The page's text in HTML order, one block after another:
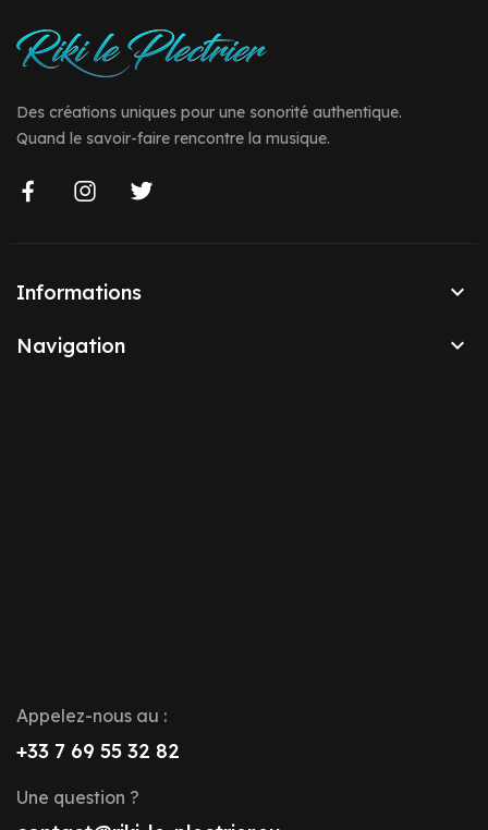
Des créations uniques pour une sonorité authentique.
Quand le savoir-faire rencontre la musique.
Informations 
Navigation 
Appelez-nous au :
+33 7 69 55 32 82
Une question ?